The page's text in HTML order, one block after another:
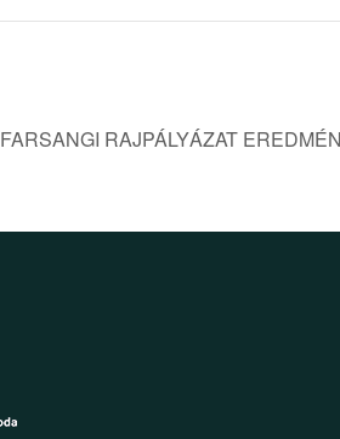
FARSANGI RAJPÁLYÁZAT